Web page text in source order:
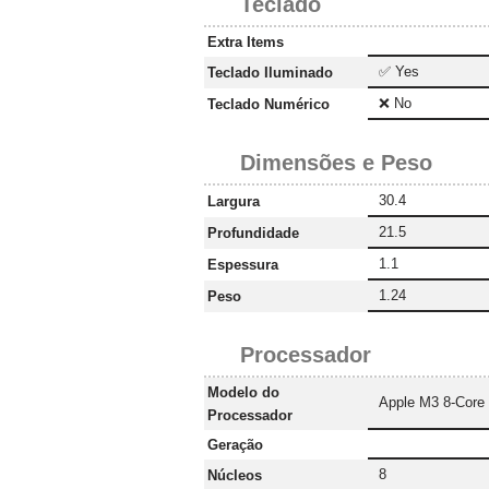
Teclado
Extra Items
Teclado Iluminado
✅ Yes
Teclado Numérico
❌ No
Dimensões e Peso
Largura
30.4
Profundidade
21.5
Espessura
1.1
Peso
1.24
Processador
Modelo do
Processador
Apple M3 8-Core
Geração
Núcleos
8